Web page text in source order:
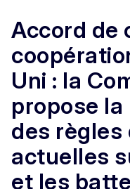
Accord de
Uni : la
propose
des règles
actuelles
et les